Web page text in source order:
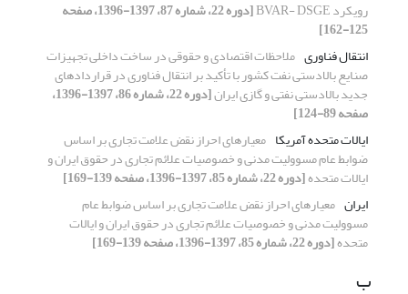
رویکرد BVAR- DSGE [دوره 22، شماره 87، 1397-1396، صفحه
125-162]
انتقال فناوری ملاحظات اقتصادی و حقوقی در ساخت داخلی تجهیزات
صنایع بالادستی نفت کشور با تأکید بر انتقال فناوری در قراردادهای
جدید بالادستی نفتی و گازی ایران [دوره 22، شماره 86، 1397-1396،
صفحه 89-124]
ایالات متحده آمریکا معیارهای احراز نقض علامت تجاری بر اساس
ضوابط عام مسوولیت مدنی و خصوصیات علائم تجاری در حقوق ایران و
ایالات متحده[دوره 22، شماره 85، 1397-1396، صفحه 139-169]
ایران معیارهای احراز نقض علامت تجاری بر اساس ضوابط عام
مسوولیت مدنی و خصوصیات علائم تجاری در حقوق ایران و ایالات
متحده[دوره 22، شماره 85، 1397-1396، صفحه 139-169]
ب